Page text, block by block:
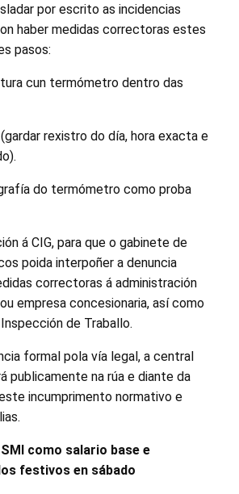
por escrito as incidencias
haber medidas correctoras estes
pasos:
cun termómetro dentro das
rexistro do día, hora exacta e
do termómetro como proba
á CIG, para que o gabinete de
poida interpoñer a denuncia
correctoras á administración
empresa concesionaria, así como
de Traballo.
formal pola vía legal, a central
publicamente na rúa e diante da
incumprimento normativo e
como salario base e
festivos en sábado